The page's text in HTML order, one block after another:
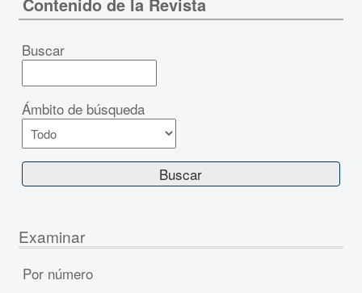
Buscar
Ámbito de búsqueda
Examinar
Por número